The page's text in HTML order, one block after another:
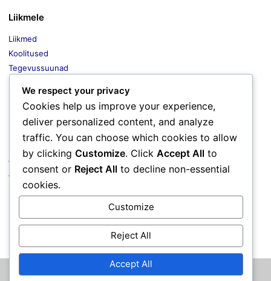
Liikmele
Liikmed
Koolitused
Tegevussuunad
Uudised
Dokumendid
Arengukava
Arhiiv
Kollektiivlepingud
Failid
© 2026 ROTAL. Kõik õigused kaitstud. Reg.nr. 80071818
We respect your privacy
Cookies help us improve your experience,
deliver personalized content, and analyze
traffic. You can choose which cookies to allow
by clicking Customize. Click Accept All to
consent or Reject All to decline non-essential
cookies.
Customize
Reject All
Accept All